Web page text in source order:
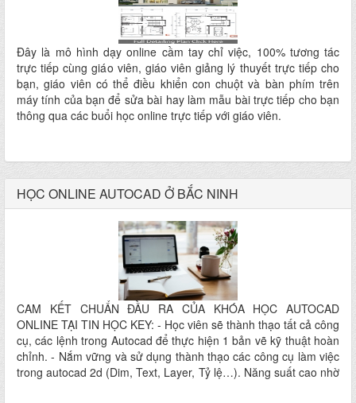
Đây là mô hình dạy online cầm tay chỉ việc, 100% tương tác
trực tiếp cùng giáo viên, giáo viên giảng lý thuyết trực tiếp cho
bạn, giáo viên có thể điều khiển con chuột và bàn phím trên
máy tính của bạn để sửa bài hay làm mẫu bài trực tiếp cho bạn
thông qua các buổi học online trực tiếp với giáo viên.
HỌC ONLINE AUTOCAD Ở BẮC NINH
CAM KẾT CHUẨN ĐẦU RA CỦA KHÓA HỌC AUTOCAD
ONLINE TẠI TIN HỌC KEY: - Học viên sẽ thành thạo tất cả công
cụ, các lệnh trong Autocad để thực hiện 1 bản vẽ kỹ thuật hoàn
chỉnh. - Nắm vững và sử dụng thành thạo các công cụ làm việc
trong autocad 2d (Dim, Text, Layer, Tỷ lệ…). Năng suất cao nhờ